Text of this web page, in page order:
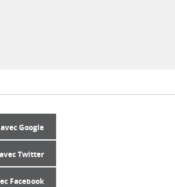
Google
Twitter
Facebook